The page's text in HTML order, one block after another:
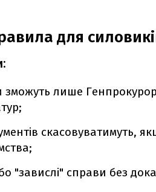
для
зможуть лише Генпрокурор
скасовуватимуть,
"завислі" справи без